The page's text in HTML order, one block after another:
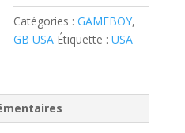
Catégories :GAMEBOY,
GB USA Étiquette :USA